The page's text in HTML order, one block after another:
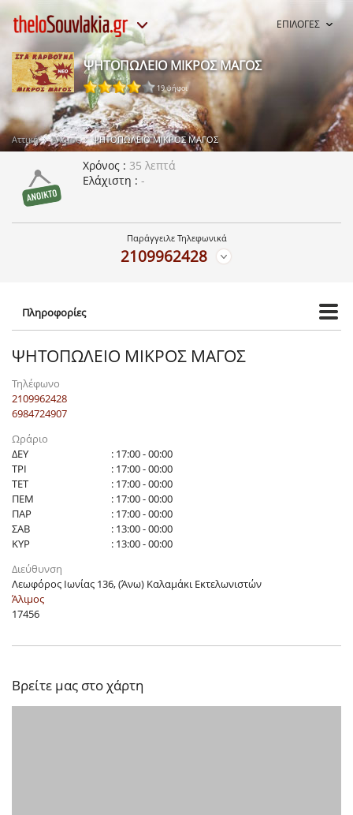
ΕΠΙΛΟΓΕΣ
ΨΗΤΟΠΩΛΕΙΟ ΜΙΚΡΟΣ ΜΑΓΟΣ
19 ψήφοι
Αττική Άλιμος ΨΗΤΟΠΩΛΕΙΟ ΜΙΚΡΟΣ ΜΑΓΟΣ
Χρόνος
35 λεπτά
Ελάχιστη
-
Παράγγειλε Τηλεφωνικά
2109962428
Πληροφορίες
ΨΗΤΟΠΩΛΕΙΟ ΜΙΚΡΟΣ ΜΑΓΟΣ
Τηλέφωνο
2109962428
6984724907
Ωράριο
ΔΕΥ
: 17:00 - 00:00
ΤΡΙ
: 17:00 - 00:00
ΤΕΤ
: 17:00 - 00:00
ΠΕΜ
: 17:00 - 00:00
ΠΑΡ
: 17:00 - 00:00
ΣΑΒ
: 13:00 - 00:00
ΚΥΡ
: 13:00 - 00:00
Διεύθυνση
Λεωφόρος Ιωνίας 136, (Άνω) Καλαμάκι Εκτελωνιστών
Άλιμος
17456
Βρείτε μας στο χάρτη